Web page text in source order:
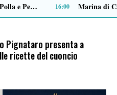
Tensione al Pronto soccorso del “Ruggi”, volontario aggredito durante una missione 09:03
Pignataro presenta a
ricette del cuoncio